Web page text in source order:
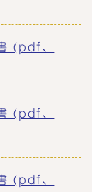
(pdf、
(pdf、
(pdf、